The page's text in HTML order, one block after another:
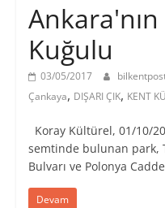
Ankara'nın
Kuğulu
03/05/2017
Çankaya, DIŞARI ÇIK, KENT
Koray Kültürel, 01/10/
semtinde bulunan park,
Bulvarı ve Polonya
Devam